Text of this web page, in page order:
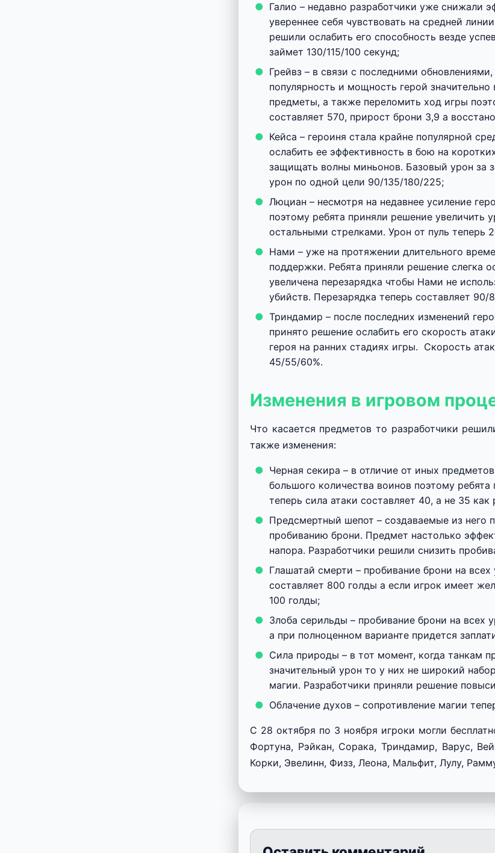
Галио – недавно разработчики уже снижали
увереннее себя чувствовать на средней
решили ослабить его способность везде
займет 130/115/100 секунд;
Грейвз – в связи с последними
популярность и мощность герой
предметы, а также переломить ход игры
составляет 570, прирост брони 3,9 а
Кейса – героиня стала крайне популярной
ослабить ее эффективность в бою на
защищать волны миньонов. Базовый урон за
урон по одной цели 90/135/180/225;
Люциан – несмотря на недавнее усиление
поэтому ребята приняли решение увеличить
остальными стрелками. Урон от пуль теперь
Нами – уже на протяжении длительного
поддержки. Ребята приняли решение слегка
увеличена перезарядка чтобы Нами не
убийств. Перезарядка теперь составляет 90/
Триндамир – после последних изменений
принято решение ослабить его скорость
героя на ранних стадиях игры. Скорость
45/55/60%.
Изменения в игровом
Что касается предметов то разработчики
также изменения:
Черная секира – в отличие от иных
большого количества воинов поэтому
теперь сила атаки составляет 40, а не 35 как
Предсмертный шепот – создаваемые из него
пробиванию брони. Предмет настолько
напора. Разработчики решили снизить
Глашатай смерти – пробивание брони на
составляет 800 голды а если игрок имеет
100 голды;
Злоба серильды – пробивание брони на всех
а при полноценном варианте придется
Сила природы – в тот момент, когда танкам
значительный урон то у них не широкий
магии. Разработчики приняли решение
Облачение духов – сопротивление магии
С 28 октября по 3 ноября игроки могли
Фортуна, Рэйкан, Сорака, Триндамир, Варус,
Корки, Эвелинн, Физз, Леона, Мальфит, Лулу,